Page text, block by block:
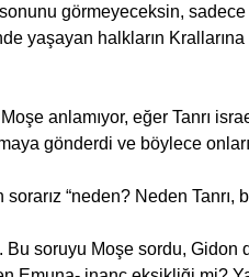
görmeyeceksin,
yaşayan halkların Krallarına
gönderdi ve böylece
“neden? Neden Tanrı,